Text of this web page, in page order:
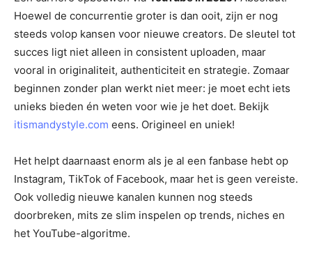
Hoewel de concurrentie groter is dan ooit, zijn er nog
steeds volop kansen voor nieuwe creators. De sleutel tot
succes ligt niet alleen in consistent uploaden, maar
vooral in originaliteit, authenticiteit en strategie. Zomaar
beginnen zonder plan werkt niet meer: je moet echt iets
unieks bieden én weten voor wie je het doet. Bekijk
itismandystyle.com eens. Origineel en uniek!
Het helpt daarnaast enorm als je al een fanbase hebt op
Instagram, TikTok of Facebook, maar het is geen vereiste.
Ook volledig nieuwe kanalen kunnen nog steeds
doorbreken, mits ze slim inspelen op trends, niches en
het YouTube-algoritme.